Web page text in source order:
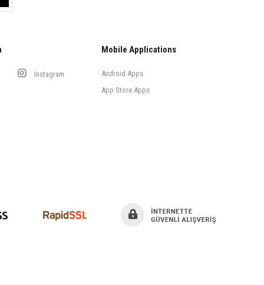
Instagram
Mobile Applications
Android Apps
App Store Apps